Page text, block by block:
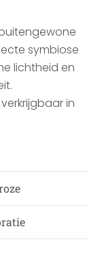
symbiose
lichtheid en
in